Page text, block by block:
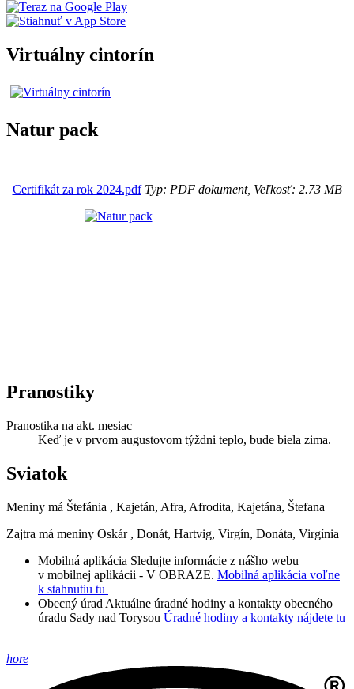
Virtuálny cintorín
Natur pack
Certifikát za rok 2024.pdfTyp: PDF dokument, Veľkosť: 2.73 MB
Pranostiky
Pranostika na akt. mesiac
Keď je v prvom augustovom týždni teplo, bude biela zima.
Sviatok
Meniny má Štefánia , Kajetán, Afra, Afrodita, Kajetána, Štefana
Zajtra má meniny Oskár , Donát, Hartvig, Virgín, Donáta, Virgínia
Mobilná aplikácia Sledujte informácie z nášho webu
v mobilnej aplikácii - V OBRAZE. Mobilná aplikácia voľne
k stahnutiu tu
Obecný úrad Aktuálne úradné hodiny a kontakty obecného
úradu Sady nad Torysou Úradné hodiny a kontakty nájdete tu
hore